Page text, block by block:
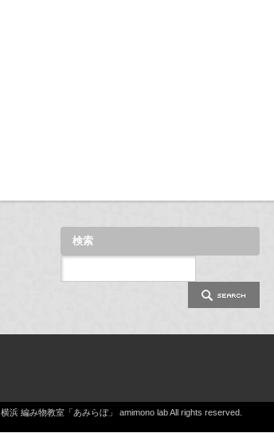
検索
横浜 編み物教室「あみらぼ」 amimono labAll rights reserved.